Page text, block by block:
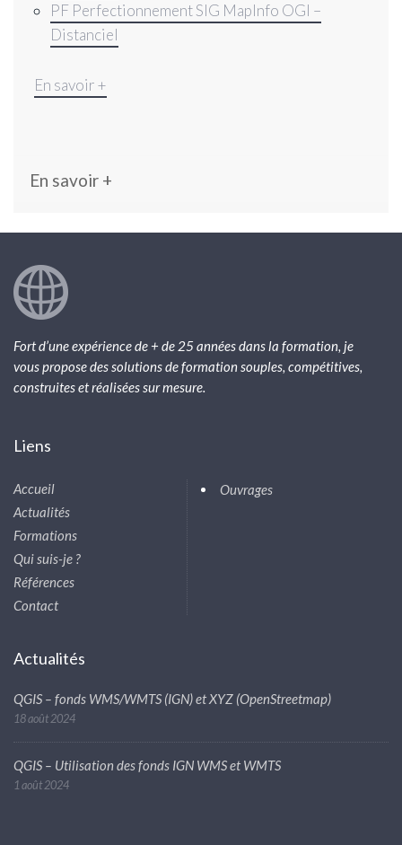
PF Perfectionnement SIG MapInfo OGI –
Distanciel
En savoir +
En savoir +
Fort d’une expérience de + de 25 années dans la formation, je
vous propose des solutions de formation souples, compétitives,
construites et réalisées sur mesure.
Liens
Accueil
Actualités
Formations
Qui suis-je ?
Références
Contact
Ouvrages
Actualités
QGIS – fonds WMS/WMTS (IGN) et XYZ (OpenStreetmap)
18 août 2024
QGIS – Utilisation des fonds IGN WMS et WMTS
1 août 2024